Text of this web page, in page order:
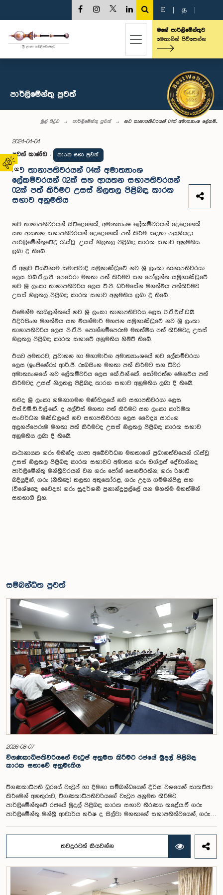
02
E த
මගේ පාර්ලිමේන්තුව
මෙතැනින් පිවිසෙන්න
පාර්ලි‌මේන්තු පුවත්
මුල් පිටුව පාර්ලි‌මේන්තු පුවත් නව තානාපතිවරයන් 04ක් අමාත්‍යාංශ ලේකම්...
2024-04-04
පුවත් කාණ්ඩ : කාරක සභා පුවත්
නව තානාපතිවරයන් 04ක් අමාත්‍යාංශ
ලේකම්වරයන් 02ක් සහ ආයතන සභාපතිවරයන්
02ක් පත් කිරීමට උසස් නිලතල පිළිබඳ කාරක
සභාව අනුමතිය
නව තානාපතිවරයන් සිව්දෙනෙක්, අමාත්‍යාංශ ලේකම්වරයන් දෙදෙනෙක්
සහ ආයතන සභාපතිවරයන් දෙදෙනෙක් පත් කිරීම සඳහා පසුගියදා
පාර්ලිමේන්තුවේදී රැස්වූ උසස් නිලතල පිළිබඳ කාරක සභාව අනුමතිය
ලබා දී තිබේ.
ඒ අනුව වියට්නාම සමාජවාදී සමුහාණ්ඩුවේ නව ශ්‍රී ලංකා තානාපතිවරයා
ලෙස ඩබ්.ඒ.යූ.පී. පෙරේරා මහතා පත් කිරීමට සහ පෝලන්ත සමුහාණ්ඩුවේ
නව ශ්‍රී ලංකා තානාපතිවරිය ලෙස ටී.පී. ධර්මසේන මහත්මිය පත්කිරීමට
උසස් නිලතල පිළිබඳ කාරක සභාව අනුමතිය ලබා දී තිබේ.
එමෙන්ම තායිලන්තයේ නව ශ්‍රී ලංකා තානාපතිවරිය ලෙස ඊ.ඒ.එස්.ඩබ්.
එදිරිසිංහ මහත්මිය සහ මියන්මාර් මහජන සමූහාණ්ඩුවේ නව ශ්‍රී ලංකා
තානාපතිවරිය ලෙස පී.ඒ.පී. පොන්නම්පෙරුම මහත්මිය පත් කිරීමටද උසස්
නිලතල පිළිබඳ කාරක සභාවේ අනුමතිය හිමිවී තිබේ.
එයට අමතරව, ප්‍රවාහන හා මහාමාර්ග අමාත්‍යාංශයේ නව ලේකම්වරයා
ලෙස (ඉංජිනේරු) ආර්.ජී. රූබසිංහ මහතා පත් කිරීමට සහ ධීවර
අමාත්‍යංශයේ නව ලේකම්වරිය ලෙස කේ.එන්.කේ. සෝමරත්න මෙනවිය පත්
කිරීමටද උසස් නිලතල පිළිබඳ කාරක සභාව අනුමතිය ලබා දී තිබේ.
තවද ශ්‍රී ලංකා ගමනාගමන මණ්ඩලයේ නව සභාපතිවරයා ලෙස
එස්.එම්.ඩී.එල්.කේ. ද අල්විස් මහතා පත් කිරීමට සහ ලංකා කාර්මික
සංවර්ධන මණ්ඩලයේ නව සභාපතිවරයා ලෙස වෛද්‍ය සාරංග
අලහප්පෙරුම මහතා පත් කිරීමටද උසස් නිලතල පිළිබඳ කාරක සභාව
අනුමතිය ලබා දී තිබේ.
කථානායක ගරු මහින්ද යාපා අබේවර්ධන මහතාගේ ප්‍රධානත්වයෙන් රැස්වූ
උසස් නිලතල පිළිබඳ කාරක සභාවට අමාත්‍ය ගරු ඩග්ලස් දේවාන්නද
පාර්ලිමේන්තු මන්ත්‍රීවරයන් වන ගරු ජෝන් සෙනවිරත්න, ගරු රිෂාඩ්
බදියුදීන්, ගරු (නීතිඥ) තලතා අතුකෝරළ, ගරු උදය ගම්මන්පිල සහ
(විශේෂඥ වෛද්‍ය) ගරු සුදර්ශනී ප්‍රනාන්දුපුල්ලේ යන මහත්ම මහත්මීන්
සහභාගී වූහ.
සම්බන්ධිත පුවත්
2026-08-07
විගණකාධිපතිවරියගේ වැටුප් අනුමත කිරීමට රජයේ මුදල් පිළිබඳ
කාරක සභාවේ අනුමැතිය
විගණකාධිපති ධුරයේ වැටුප් හා දීමනා සම්බන්ධයෙන් දීර්ඝ වශයෙන් සාකච්ඡා
කිරීමෙන් අනතුරුව, විගණකාධිපතිවරියගේ වැටුප අනුමත කිරීමට
පාර්ලිමේන්තුවේ රජයේ මුදල් පිළිබඳ කාරක සභාව තීරණය කළේය.ඒ ගරු
පාර්ලිමේන්තු මන්ත්‍රී ආචාර්ය හර්ෂ ද සිල්වා මහතාගේ සභාපතිත්වයෙන්, ගරු
බස්නායක, එම්.කේ.එම්. අස්ලම්, තිලිණ සමරකෝන් සහ චම්පික හෙට්ටිආරච්චි
යන මහත්ම මහත්මීන්ගේ සහභාගීත්වයෙන් මෙම කාරක සභාව
පාර්ලිමේන්තුවේදී පසුගියදා (04) රැස්වූ අවස්ථාවේදීය. ශ්‍රී ලංකා ප්‍රජාතාන්ත්‍රික
සමාජවාදී ජනරජයේ ආණ්ඩුක්‍රම ව්‍යවස්ථාවේ 153(2) ව්‍යවස්ථාව ප්‍රකාරව
විගණකාධිපති ධුරයේ වැටුප් සම්බන්ධයෙන් අදාළ යෝජනාව කාරක සභාවේ
අවධානයට යොමු කර තිබිණි.එහිදී විගණකාධිපතිවරියගේ වගකීම්, රාජ්‍ය මූල්‍ය
තවදුරටත් කියවන්න